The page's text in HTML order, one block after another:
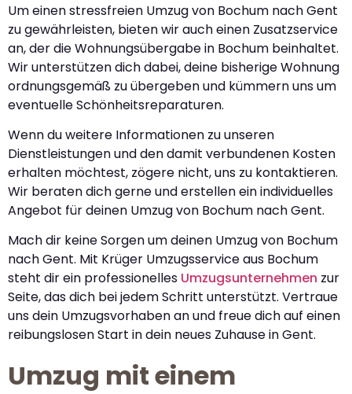
Um einen stressfreien Umzug von Bochum nach Gent
zu gewährleisten, bieten wir auch einen Zusatzservice
an, der die Wohnungsübergabe in Bochum beinhaltet.
Wir unterstützen dich dabei, deine bisherige Wohnung
ordnungsgemäß zu übergeben und kümmern uns um
eventuelle Schönheitsreparaturen.
Wenn du weitere Informationen zu unseren
Dienstleistungen und den damit verbundenen Kosten
erhalten möchtest, zögere nicht, uns zu kontaktieren.
Wir beraten dich gerne und erstellen ein individuelles
Angebot für deinen Umzug von Bochum nach Gent.
Mach dir keine Sorgen um deinen Umzug von Bochum
nach Gent. Mit Krüger Umzugsservice aus Bochum
steht dir ein professionelles Umzugsunternehmen zur
Seite, das dich bei jedem Schritt unterstützt. Vertraue
uns dein Umzugsvorhaben an und freue dich auf einen
reibungslosen Start in dein neues Zuhause in Gent.
Umzug mit einem